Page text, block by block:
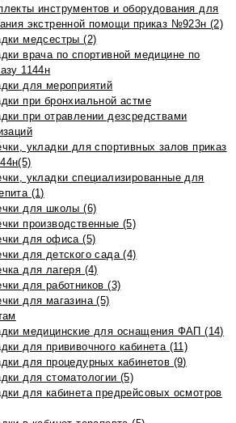
инструментов и оборудования для
экстренной помощи приказ №923н (2)
медсестры (2)
врача по спортивной медицине по
1144н
для мероприятий
при бронхиальной астме
при отравлении дезсредствами
укладки для спортивных залов приказ
укладки специализированные для
(1)
для школы (6)
производственные (5)
для офиса (5)
для детского сада (4)
для лагеря (4)
для работников (3)
для магазина (5)
медицинские для оснащения ФАП (14)
для прививочного кабинета (11)
для процедурных кабинетов (9)
для стоматологии (5)
для кабинета предрейсовых осмотров